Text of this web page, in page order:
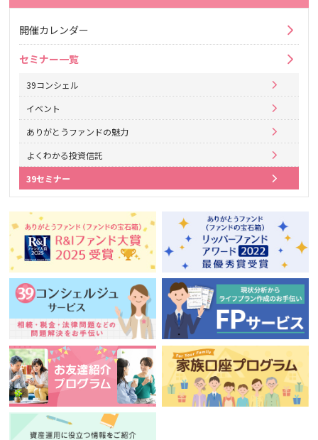
開催カレンダー
セミナー一覧
39コンシェル
イベント
ありがとうファンドの魅力
よくわかる投資信託
39セミナー